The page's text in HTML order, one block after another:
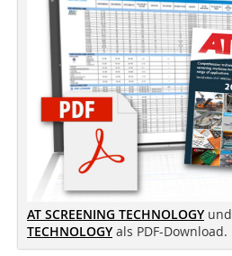
AT SCREENING TECHNOLOGY und
TECHNOLOGY als PDF-Download.